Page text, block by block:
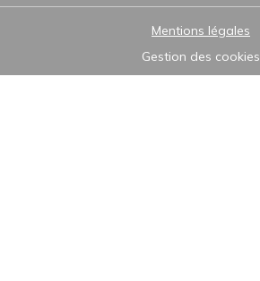
Mentions légales
Gestion des cookies